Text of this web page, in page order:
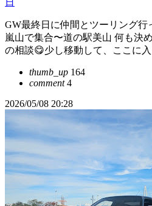
日
GW最終日に仲間とツーリング
嵐山で集合〜道の駅美山 何も決
の相談😋少し移動して、ここに
thumb_up 164
comment4
2026/05/08 20:28